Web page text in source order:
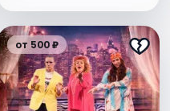
от 500 ₽